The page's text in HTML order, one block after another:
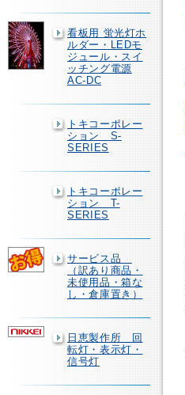
看板用 蛍光灯ホ
ルダー・LEDモ
ジュール・スイ
ッチング電源
AC-DC
トキコーポレー
ション S-
SERIES
トキコーポレー
ション T-
SERIES
サービス品
（訳あり商品・
未使用品・箱な
し・倉庫置き）
日恵製作所 回
転灯・表示灯・
信号灯